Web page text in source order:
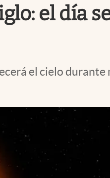
el día
el cielo